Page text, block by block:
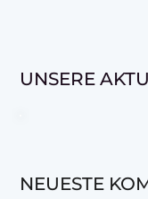
UNSERE
NEUESTE